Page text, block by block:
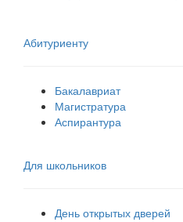
Абитуриенту
Бакалавриат
Магистратура
Аспирантура
Для школьников
День открытых дверей